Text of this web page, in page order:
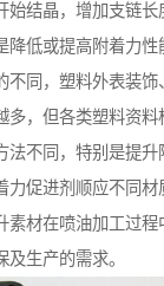
始结晶，增加支链长
降低或提高附着力性
不同，塑料外表装饰
多，但各类塑料资料
法不同，特别是提
力促进剂顺应不同材
素材在喷油加工过程
生产的需求。